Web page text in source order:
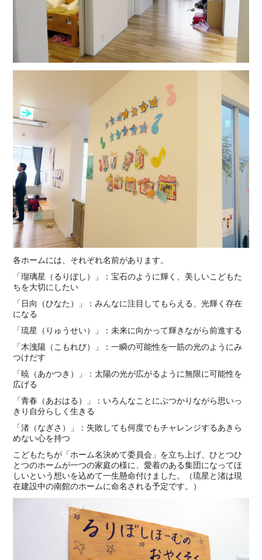
各ホームには、それぞれ名前があります。
「瑠璃星（るりぼし）」：宝石のように輝く、美しいこどもた
ちを大切にしたい
「日向（ひなた）」：みんなに注目してもらえる、光輝く存在
になる
「琉星（りゅうせい）」：未来に向かって輝きながら前進する
「木洩陽（こもれび）」：一瞬の可能性を一筋の光のようにみ
つけだす
「暁（あかつき）」：太陽の光が広がるように無限に可能性を
広げる
「青春（あおはる）」：いろんなことにぶつかりながら思いっ
きり自分らしく生きる
「渚（なぎさ）」：失敗しても何度でもチャレンジするあきら
めない心を持つ
こどもたちが「ホーム名決めて委員会」を立ち上げ、ひとつひ
とつのホームが一つの家庭の様に、愛着のある集団になってほ
しいという想いを込めて一生懸命付けました。（琉星と渚は現
在建設中の南館のホームに命名される予定です。）